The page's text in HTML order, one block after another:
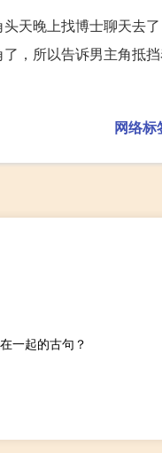
天晚上找博士聊天去
，所以告诉男主角抵
网络标
一起的古句？